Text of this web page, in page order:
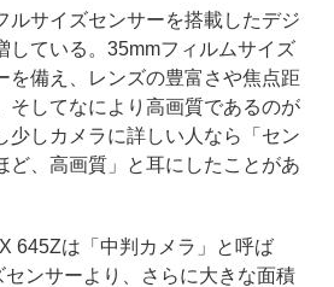
ルサイズセンサーを搭載したデジ
している。35mmフィルムサイズ
を備え、レンズの豊富さや焦点距
そしてなにより高画質であるのが
少しカメラに詳しい人なら「セン
ど、高画質」と耳にしたことがあ
645Zは「中判カメラ」と呼ば
ンサーより、さらに大きな面積